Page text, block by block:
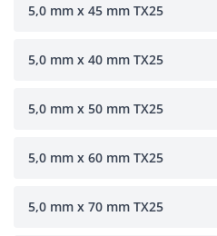
5,0 mm x 45 mm TX25
5,0 mm x 40 mm TX25
5,0 mm x 50 mm TX25
5,0 mm x 60 mm TX25
5,0 mm x 70 mm TX25